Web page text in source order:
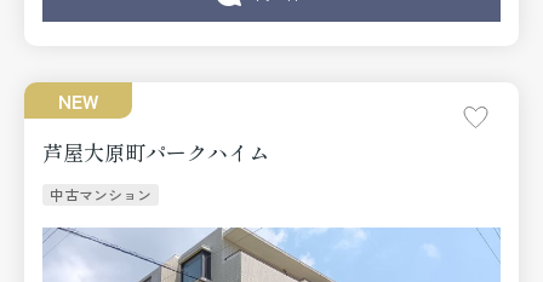
粧台〕●クロス貼替●フローリング貼替 他
NEW
芦屋大原町パークハイム
中古マンション